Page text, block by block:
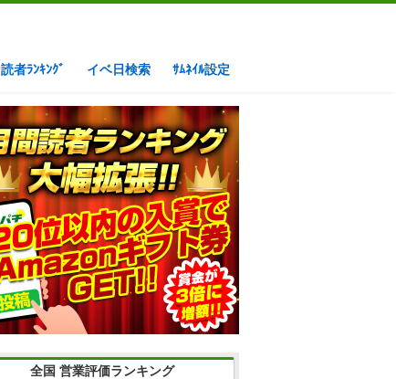
読者ﾗﾝｷﾝｸﾞ イベ日検索 ｻﾑﾈｲﾙ設定
全国 営業評価ランキング